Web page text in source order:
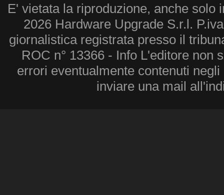
E' vietata la riproduzione, anche solo
2026 Hardware Upgrade S.r.l.
giornalistica registrata presso il
ROC n° 13366 - Info L'editore non
errori eventualmente contenuti
inviare una mail